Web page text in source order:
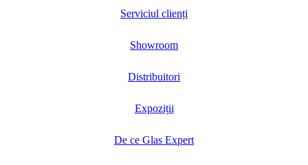
Serviciul clienți
Showroom
Distribuitori
Expoziții
De ce Glas Expert